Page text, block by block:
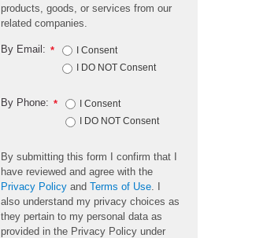
products, goods, or services from our
related companies.
*
By Email:
I Consent
I DO NOT Consent
*
By Phone:
I Consent
I DO NOT Consent
By submitting this form I confirm that I
have reviewed and agree with the
Privacy Policy and Terms of Use
also understand my privacy choices as
they pertain to my personal data as
provided in the Privacy Policy under